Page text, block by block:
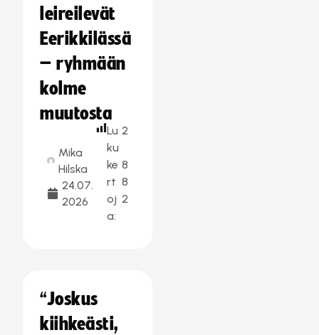
leireilevät
Eerikkilässä
– ryhmään
kolme
muutosta
Mika
Hilska
24.07.
2026
Lu
ku
ke
rt
oj
a:
2
8
8
2
“Joskus
kiihkeästi,